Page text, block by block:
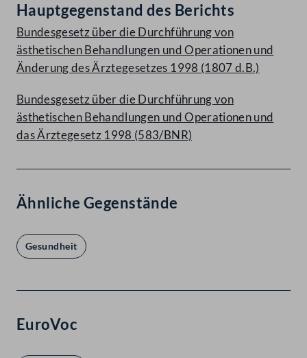
Hauptgegenstand des Berichts
Bundesgesetz über die Durchführung von
ästhetischen Behandlungen und Operationen und
Änderung des Ärztegesetzes 1998 (1807 d.B.)
Bundesgesetz über die Durchführung von
ästhetischen Behandlungen und Operationen und
das Ärztegesetz 1998 (583/BNR)
Ähnliche Gegenstände
Gesundheit
EuroVoc